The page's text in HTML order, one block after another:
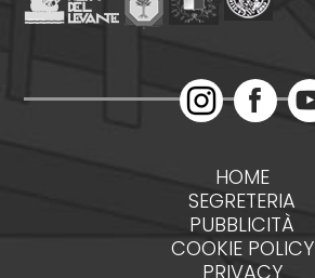
HOME
SEGRETERIA
PUBBLICITÀ
COOKIE POLICY
PRIVACY